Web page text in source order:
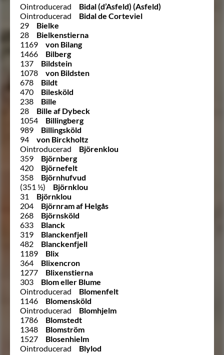
Ointroducerad
Bidal (d’Asfeld) (Asfeld)
Ointroducerad
Bidal de Corteviel
29
Bielke
28
Bielkenstierna
1169
von Bilang
1466
Bilberg
137
Bildstein
1078
von Bildsten
678
Bildt
470
Bilesköld
238
Bille
28
Bille af Dybeck
1054
Billingberg
989
Billingsköld
94
von Birckholtz
Ointroducerad
Björenklou
359
Björnberg
420
Björnefelt
358
Björnhufvud
(351 ½)
Björnklou
31
Björnklou
204
Björnram af Helgås
268
Björnsköld
633
Blanck
319
Blanckenfjell
482
Blanckenfjell
1189
Blix
364
Blixencron
1277
Blixenstierna
303
Blom eller Blume
Ointroducerad
Blomenfelt
1146
Blomensköld
Ointroducerad
Blomhjelm
1786
Blomstedt
1348
Blomström
1527
Blosenhielm
Ointroducerad
Blylod